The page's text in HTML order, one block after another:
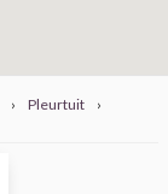
› Pleurtuit
›